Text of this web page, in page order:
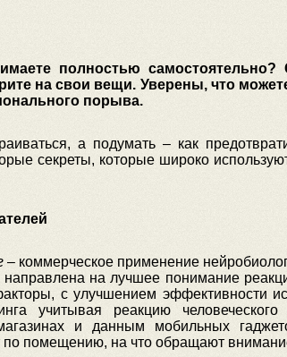
полностью
на свои вещи. Уверены, что
порыва.
а подумать – как
секреты, которые широко
– коммерческое применение
направлена на лучшее понимание
с улучшением эффективности
учитывая реакцию
и данным мобильных
по помещению, на что обращают